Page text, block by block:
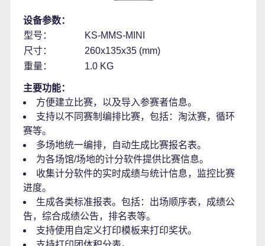
设备参数：
型号：
KS-MMS-MINI
尺寸：
260x135x35 (mm)
重量：
1.0 KG
主要功能：
方便建立比赛，以及导入参赛者信息。
支持以不同赛制编排比赛，包括：淘汰赛，循环
赛等。
多场地统一编排，自动生成比赛报名表。
为各场馆/场地的计分软件提供比赛信息。
收集计分软件的实时成绩与统计信息，监控比赛
进度。
生成各类标准报表。包括：出场顺序表，成绩公
告，综合成绩公告，排名表等。
支持使用自定义打印模板来打印奖状。